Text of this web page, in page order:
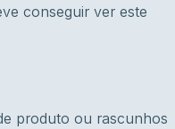
conseguir ver este
produto ou rascunhos